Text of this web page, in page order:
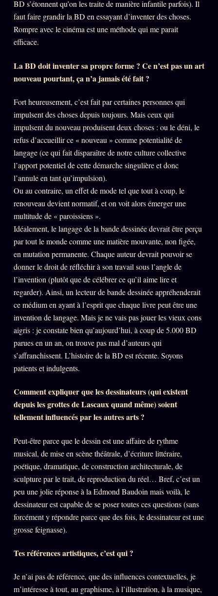
BD s’étonnent qu’on les traite de manière infantile parfois). Il
faut faire grandir la BD en essayant d’inventer des choses.
Rompre avec le cinéma est une méthode qui me parait
efficace.
La BD doit inventer sa propre forme ? Ce n’est pas un art
nouveau pourtant, ça n’a jamais été fait ?
Fort heureusement, c’est fait par certaines personnes qui
impulsent des choses depuis toujours. Mais ceux qui
impulsent du nouveau produisent deux choses : ou le déni, le
refus d’accueillir ce « nouveau » comme potentialité de
langage (ce qui fait disparaître de notre culture collective
l’apport potentiel de cette démarche singulière et donc
l’annule en tant qu’impulsion).
Ou au contraire, un effet de mode tel que tout à coup, le
renouveau devient normatif, et on voit alors émerger une
multitude de « paroissiens ».
Idéalement, le langage de la bande dessinée devrait être perçu
par tout le monde comme une matière mouvante, non figée,
en mutation permanente. Chaque auteur devrait pouvoir se
donner le droit de réfléchir à son travail sous l’angle de
l’invention (plutôt que de célébrer ce qu’il aime lire et
regarder). Ainsi, un lecteur de bande dessinée appréhenderait
ce médium en ayant à l’esprit que chaque livre peut être une
invention de langage. Mais je ne vais pas jouer les vieux cons
aigris : je constate bien qu’aujourd’hui, à coup de 5.000 BD
parues en un an, on trouve pas mal d’auteurs qui
s’affranchissent. L’histoire de la BD est récente. Soyons
patients et indulgents.
Comment expliquer que les dessinateurs (qui existent
depuis les grottes de Lascaux quand même) soient
tellement influencés par les autres arts ?
Peut-être parce que le dessin est une affaire de rythme
musical, de mise en scène théâtrale, d’écriture littéraire,
poétique, dramatique, de construction architecturale, de
sculpture par le trait, de reproduction du réel… Bref, c’est un
peu une jolie réponse à la Edmond Baudoin mais voilà, le
dessinateur est capable de se poser toutes ces questions (sans
forcément y répondre parce que des fois, le dessinateur est une
grosse feignasse).
Tes références artistiques, c’est qui ?
Je n’ai pas de référence, que des influences contextuelles, je
m’intéresse à tout, au graphisme, à l’illustration, à la musique,